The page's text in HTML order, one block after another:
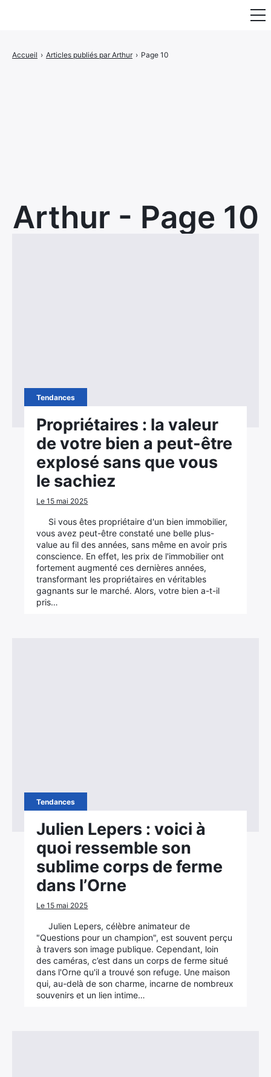
Arthur - Page 10
Accueil › Articles publiés par Arthur › Page 10
Tendances
Propriétaires : la valeur
de votre bien a peut-être
explosé sans que vous
le sachiez
Le 15 mai 2025
Si vous êtes propriétaire d'un bien immobilier,
vous avez peut-être constaté une belle plus-
value au fil des années, sans même en avoir pris
conscience. En effet, les prix de l'immobilier ont
fortement augmenté ces dernières années,
transformant les propriétaires en véritables
gagnants sur le marché. Alors, votre bien a-t-il
pris…
Tendances
Julien Lepers : voici à
quoi ressemble son
sublime corps de ferme
dans l’Orne
Le 15 mai 2025
Julien Lepers, célèbre animateur de
"Questions pour un champion", est souvent perçu
à travers son image publique. Cependant, loin
des caméras, c’est dans un corps de ferme situé
dans l'Orne qu'il a trouvé son refuge. Une maison
qui, au-delà de son charme, incarne de nombreux
souvenirs et un lien intime…